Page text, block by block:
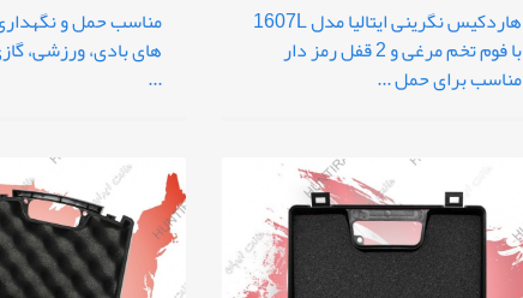
هاردکیس نگرینی ایتالیا مدل 1607L
با فوم تخم مرغی و 2 قفل رمز دار
مناسب برای حمل ...
مناسب حمل و
های بادی، ورزشی،
...